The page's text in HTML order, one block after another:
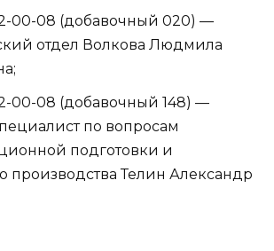
00-08 (добавочный 020) —
отдел Волкова Людмила
00-08 (добавочный 148) —
по вопросам
подготовки и
производства Телин Александр